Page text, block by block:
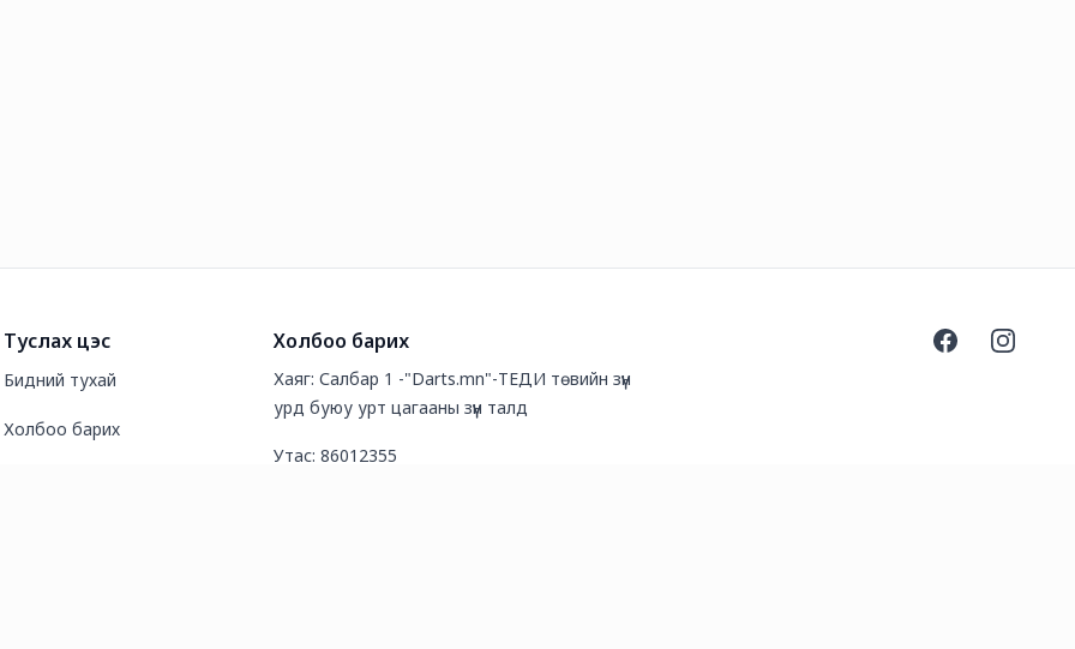
Туслах цэс
Бидний тухай
Холбоо барих
Холбоо барих
Хаяг: Салбар 1 -"Darts.mn"-ТЕДИ төвийн зүүн
урд буюу урт цагааны зүүн талд
Утас: 86012355
Facebook